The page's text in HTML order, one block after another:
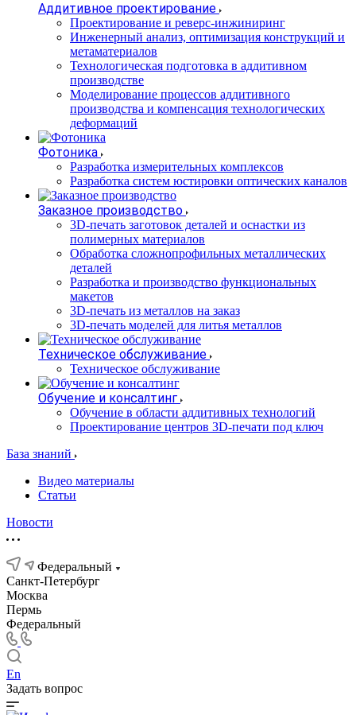
Аддитивное проектирование
Проектирование и реверс-инжиниринг
Инженерный анализ, оптимизация конструкций и
метаматериалов
Технологическая подготовка в аддитивном
производстве
Моделирование процессов аддитивного
производства и компенсация технологических
деформаций
Фотоника
Разработка измерительных комплексов
Разработка систем юстировки оптических каналов
Заказное производство
3D-печать заготовок деталей и оснастки из
полимерных материалов
Обработка сложнопрофильных металлических
деталей
Разработка и производство функциональных
макетов
3D-печать из металлов на заказ
3D-печать моделей для литья металлов
Техническое обслуживание
Техническое обслуживание
Обучение и консалтинг
Обучение в области аддитивных технологий
Проектирование центров 3D-печати под ключ
База знаний
Видео материалы
Статьи
Новости
Федеральный
Санкт-Петербург
Москва
Пермь
Федеральный
En
Задать вопрос